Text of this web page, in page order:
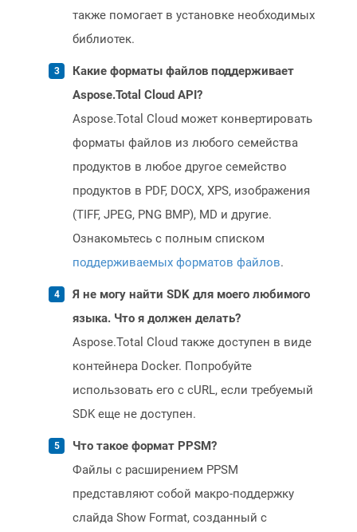
также помогает в установке необходимых
библиотек.
Какие форматы файлов поддерживает
Aspose.Total Cloud API?
Aspose.Total Cloud может конвертировать
форматы файлов из любого семейства
продуктов в любое другое семейство
продуктов в PDF, DOCX, XPS, изображения
(TIFF, JPEG, PNG BMP), MD и другие.
Ознакомьтесь с полным списком
поддерживаемых форматов файлов.
Я не могу найти SDK для моего любимого
языка. Что я должен делать?
Aspose.Total Cloud также доступен в виде
контейнера Docker. Попробуйте
использовать его с cURL, если требуемый
SDK еще не доступен.
Что такое формат PPSM?
Файлы с расширением PPSM
представляют собой макро-поддержку
слайда Show Format, созданный с